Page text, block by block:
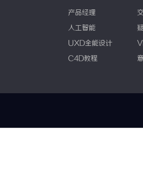
产品经理
人工智能
UXD全能设计
C4D教程